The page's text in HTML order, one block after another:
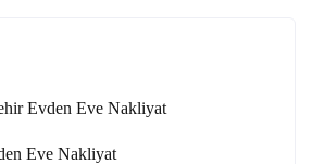
Evden Eve Nakliyat
Eve Nakliyat